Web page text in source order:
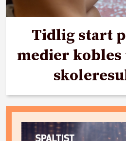
Tidlig start
medier